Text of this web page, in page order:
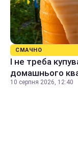
СМАЧНО
І не треба
домашнього
10 серпня 2026, 12:40